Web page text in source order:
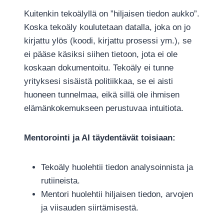
Kuitenkin tekoälyllä on ”hiljaisen tiedon aukko”.
Koska tekoäly koulutetaan datalla, joka on jo
kirjattu ylös (koodi, kirjattu prosessi ym.), se
ei pääse käsiksi siihen tietoon, jota ei ole
koskaan dokumentoitu. Tekoäly ei tunne
yrityksesi sisäistä politiikkaa, se ei aisti
huoneen tunnelmaa, eikä sillä ole ihmisen
elämänkokemukseen perustuvaa intuitiota.
Mentorointi ja AI täydentävät toisiaan:
Tekoäly huolehtii tiedon analysoinnista ja
rutiineista.
Mentori huolehtii hiljaisen tiedon, arvojen
ja viisauden siirtämisestä.